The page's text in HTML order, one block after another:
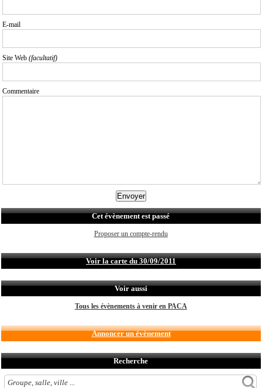
E-mail
Site Web (facultatif)
Commentaire
Cet évènement est passé
Proposer un compte-rendu
Voir la carte du 30/09/2011
Voir aussi
Tous les évènements à venir en PACA
Annoncer un évènement
Recherche